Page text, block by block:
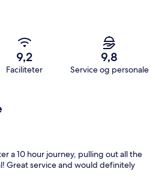
9,2
Faciliteter
9,8
Service og personale
a 10 hour journey, pulling out all the
Great service and would definitely